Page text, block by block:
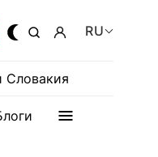
RU
Словакия